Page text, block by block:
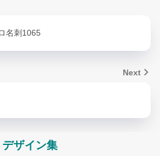
名刺1065
Next
デザイン集